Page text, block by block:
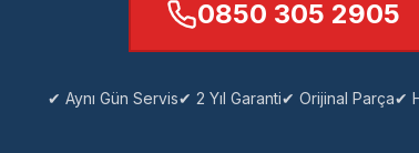
0850 305 2905
✔ Aynı Gün Servis✔ 2 Yıl Garanti✔ Orijinal Parça✔